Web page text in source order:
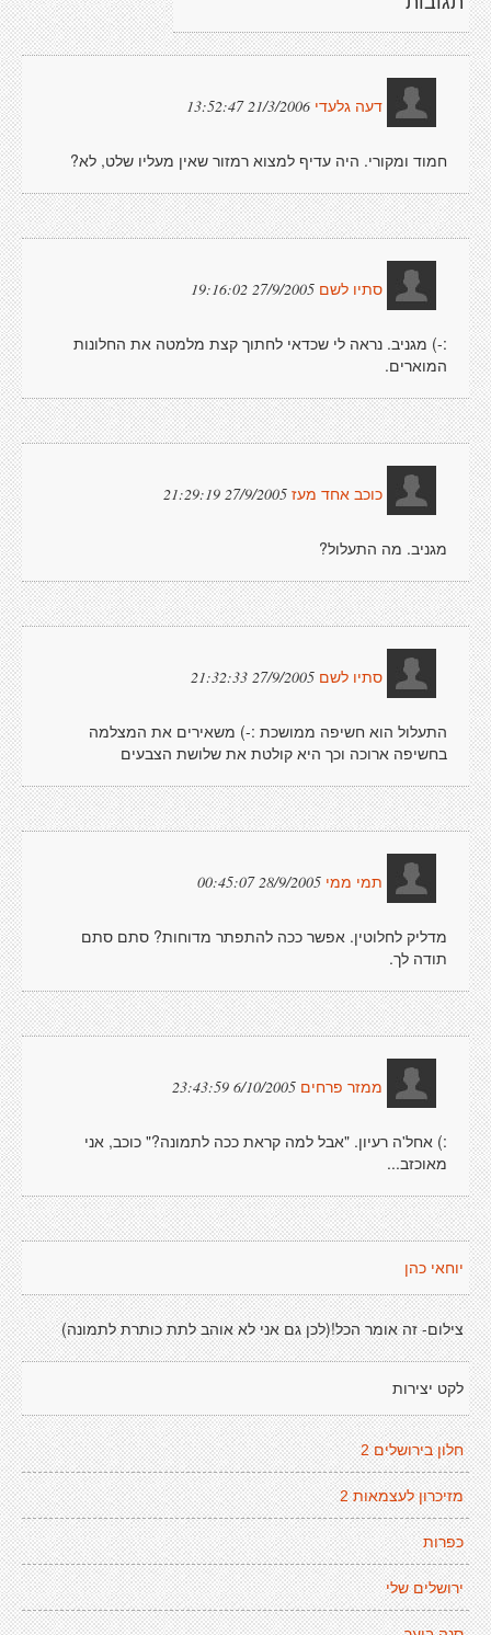
דעה גלעדי 21/3/2006 13:52:47
חמוד ומקורי. היה עדיף למצוא רמזור שאין מעליו שלט, לא?
סתיו לשם 27/9/2005 19:16:02
:-) מגניב. נראה לי שכדאי לחתוך קצת מלמטה את החלונות
המוארים.
כוכב אחד מעז 27/9/2005 21:29:19
מגניב. מה התעלול?
סתיו לשם 27/9/2005 21:32:33
התעלול הוא חשיפה ממושכת :-) משאירים את המצלמה
בחשיפה ארוכה וכך היא קולטת את שלושת הצבעים
תמי ממי 28/9/2005 00:45:07
מדליק לחלוטין. אפשר ככה להתפתר מדוחות? סתם סתם
תודה לך.
ממזר פרחים 6/10/2005 23:43:59
:) אחל'ה רעיון. "אבל למה קראת ככה לתמונה?" כוכב, אני
מאוכזב...
יוחאי כהן
צילום- זה אומר הכל!(לכן גם אני לא אוהב לתת כותרת לתמונה)
לקט יצירות
חלון בירושלים 2
מזיכרון לעצמאות 2
כפרות
ירושלים שלי